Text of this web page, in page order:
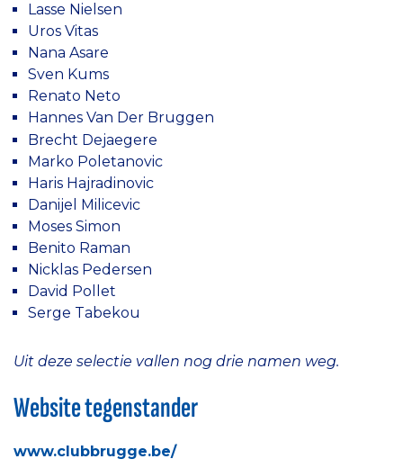
Lasse Nielsen
Uros Vitas
Nana Asare
Sven Kums
Renato Neto
Hannes Van Der Bruggen
Brecht Dejaegere
Marko Poletanovic
Haris Hajradinovic
Danijel Milicevic
Moses Simon
Benito Raman
Nicklas Pedersen
David Pollet
Serge Tabekou
Uit deze selectie vallen nog drie namen weg.
Website tegenstander
www.clubbrugge.be/